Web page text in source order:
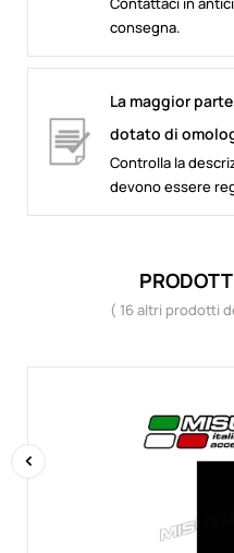
consegna.
La maggior
dotato di
Controlla la
devono essere
( 16 altri prodotti